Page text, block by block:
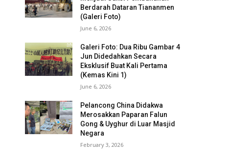
Berdarah Dataran Tiananmen
(Galeri Foto)
June 6, 2026
Galeri Foto: Dua Ribu Gambar 4
Jun Didedahkan Secara
Eksklusif Buat Kali Pertama
(Kemas Kini 1)
June 6, 2026
Pelancong China Didakwa
Merosakkan Paparan Falun
Gong & Uyghur di Luar Masjid
Negara
February 3, 2026